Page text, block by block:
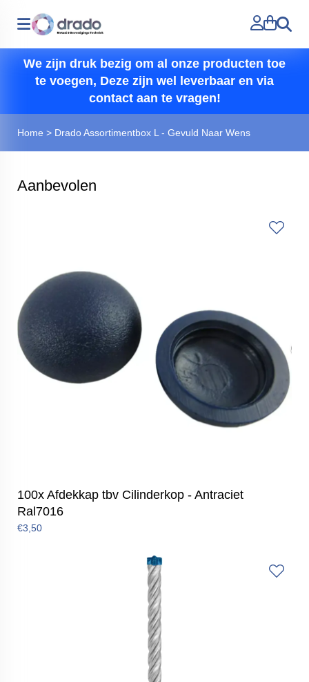
Zoeken
We zijn druk bezig om al onze producten toe
te voegen, Deze zijn wel leverbaar en via
contact aan te vragen!
Home > Drado Assortimentbox L - Gevuld Naar Wens
Aanbevolen
100x Afdekkap tbv Cilinderkop - Antraciet
Ral7016
€3,50